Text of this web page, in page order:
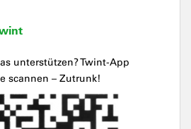
unterstützen? Twint-App
scannen – Zutrunk!